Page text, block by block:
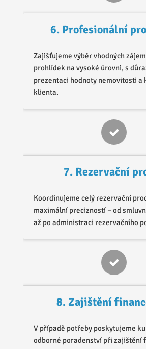
6. Profesionální
Zajišťujeme výběr vhodných
prohlídek na vysoké úrovni, s
prezentaci hodnoty nemovitosti a
klienta.
7. Rezervační
Koordinujeme celý rezervační
maximální precizností – od
až po administraci rezervačního
8. Zajištění
V případě potřeby poskytujeme
odborné poradenství při zajištění